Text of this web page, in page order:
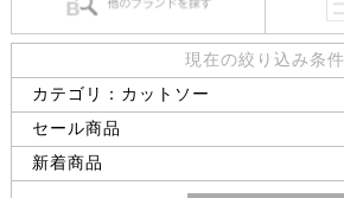
現在の絞り込み条件
カテゴリ：カットソー
セール商品
新着商品